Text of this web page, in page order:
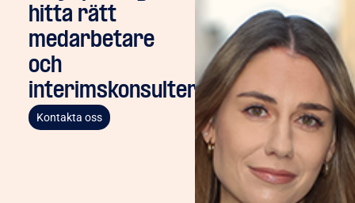
hitta rätt
medarbetare
och
interimskonsulter
Kontakta oss